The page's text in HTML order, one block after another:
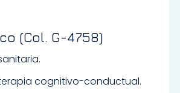
(Col. G-4758)
cognitivo-conductual.